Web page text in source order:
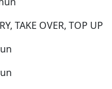
TAKE OVER, TOP UP